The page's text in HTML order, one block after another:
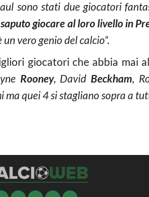
sono stati due giocatori
giocare al loro livello in
un vero genio del calcio”.
giocatori che abbia mai
Rooney, David Beckham,
ma quei 4 si stagliano sopra a